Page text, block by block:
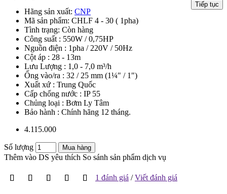
Tiếp tục
Hãng sản xuất: CNP
Mã sản phẩm: CHLF 4 - 30 ( 1pha)
Tình trạng: Còn hàng
Công suất : 550W / 0,75HP
Nguồn điện : 1pha / 220V / 50Hz
Cột áp : 28 - 13m
Lưu Lượng : 1,0 - 7,0 m³/h
Ống vào/ra : 32 / 25 mm (1¼" / 1")
Xuất xứ : Trung Quốc
Cấp chống nước : IP 55
Chủng loại : Bơm Ly Tâm
Bảo hành : Chính hãng 12 tháng.
4.115.000
Số lượng Mua hàng
Thêm vào DS yêu thích So sánh sản phẩm dịch vụ
1 đánh giá /Viết đánh giá